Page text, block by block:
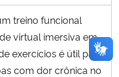
treino funcional
virtual imersiva em
exercícios é útil para
com dor crônica no